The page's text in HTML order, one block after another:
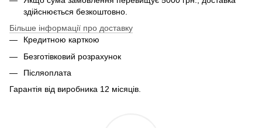
здійснюється безкоштовно.
Більше інформації про доставку
Кредитною карткою
Безготівковий розрахунок
Післяоплата
Гарантія від виробника 12 місяців.